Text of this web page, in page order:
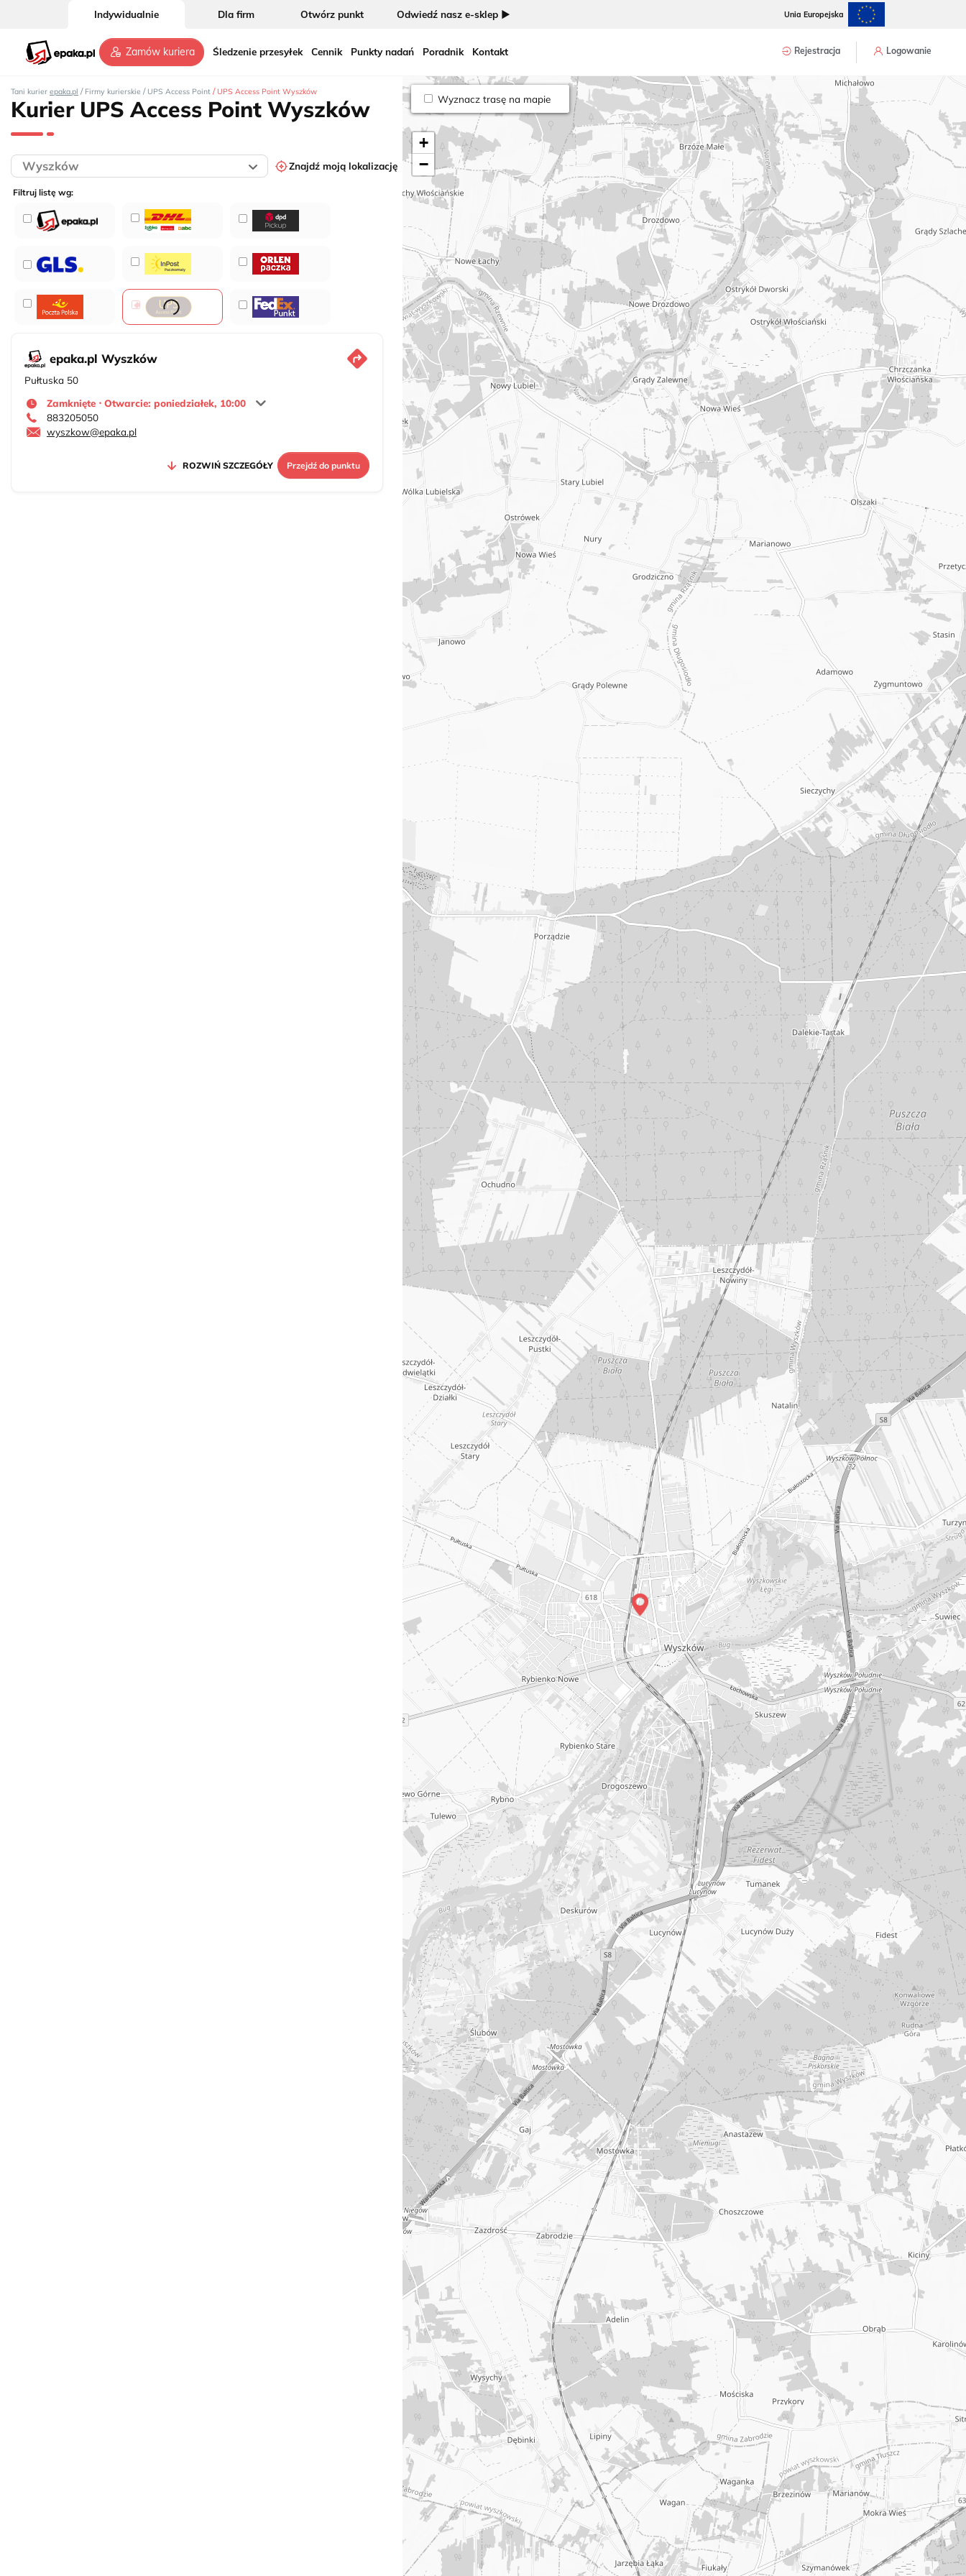
Indywidualnie Dla firm Otwórz punkt Odwiedź nasz e-sklep ► Unia Europejska
Zamów kuriera Śledzenie przesyłek Cennik Punkty nadań Poradnik Kontakt Rejestracja Logowanie
Tani kurier epaka.pl / Firmy kurierskie / UPS Access Point / UPS Access Point Wyszków
Kurier UPS Access Point Wyszków
Znajdź moją lokalizację
Filtruj listę wg:
epaka.pl Wyszków
Pułtuska 50
Zamknięte ⋅ Otwarcie: poniedziałek, 10:00
883205050
wyszkow@epaka.pl
ROZWIŃ SZCZEGÓŁY Przejdź do punktu
Wyznacz trasę na mapie
+
−